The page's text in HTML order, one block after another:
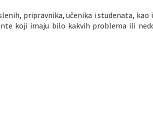
pripravnika, učenika i studenata, kao
koji imaju bilo kakvih problema ili